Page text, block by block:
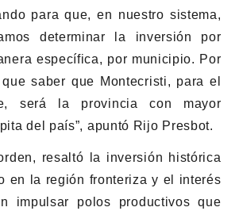
para que, en nuestro sistema,
determinar la inversión por
específica, por municipio. Por
saber que Montecristi, para el
será la provincia con mayor
del país”, apuntó Rijo Presbot.
resaltó la inversión histórica
en la región fronteriza y el interés
impulsar polos productivos que